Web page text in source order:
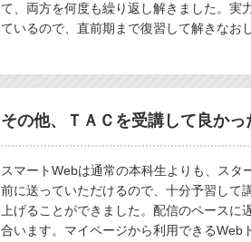
て、両方を何度も繰り返し解きました。実
ているので、直前期まで復習して解きなお
その他、ＴＡＣを受講して良かっ
スマートWebは通常の本科生よりも、ス
前に送っていただけるので、十分予習して
上げることができました。配信のペース
合います。マイページから利用できるWeb